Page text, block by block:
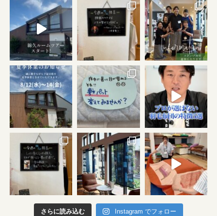
さらに読み込む Instagram でフォロー